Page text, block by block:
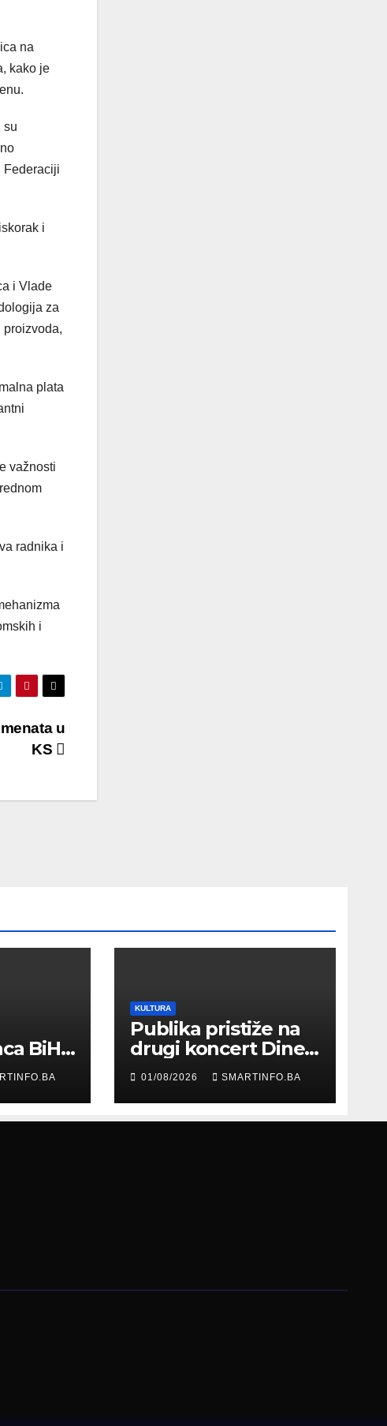
na
kako je
su
Federaciji
i
i Vlade
za
proizvoda,
plata
važnosti
radnika i
i
u
KS
BiH
KULTURA
Publika pristiže na
drugi koncert Dine
Merlina na Koševu
01/08/2026 SMARTINFO.BA